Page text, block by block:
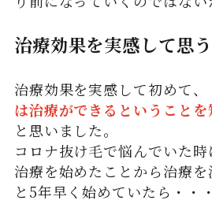
治療効果を実感して思
治療効果を実感して初めて、
は治療ができるということを
と思いました。
コロナ抜け毛で悩んでいた
治療を始めたことから治療
と5年早く始めていたら・・